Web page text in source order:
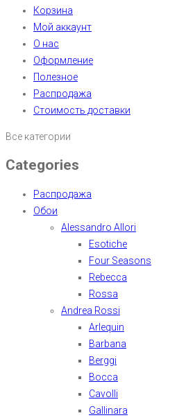
Корзина
Мой аккаунт
О нас
Оформление
Полезное
Распродажа
Стоимость доставки
Все категории
Categories
Распродажа
Обои
Alessandro Allori
Esotiche
Four Seasons
Rebecca
Rossa
Andrea Rossi
Arlequin
Barbana
Berggi
Bocca
Cavolli
Gallinara